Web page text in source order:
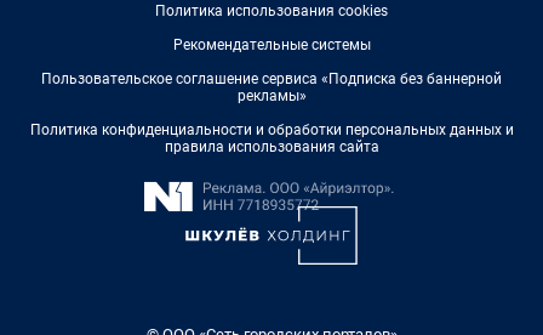
Политика использования cookies
Рекомендательные системы
Пользовательское соглашение сервиса «Подписка без баннерной
рекламы»
Политика конфиденциальности и обработки персональных данных и
правила использования сайта